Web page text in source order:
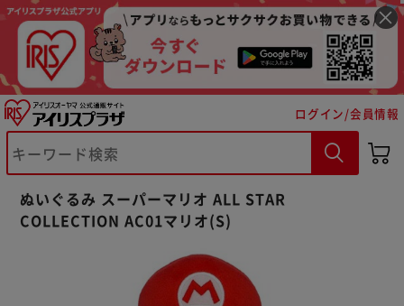
ログイン/会員情報
ぬいぐるみ スーパーマリオ ALL STAR
COLLECTION AC01マリオ(S)
※ご確認ください
カートに入れる 購入手続きへ